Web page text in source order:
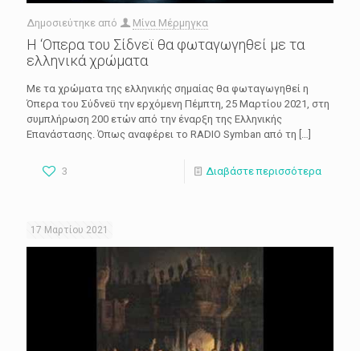
Δημοσιεύτηκε από Μίνα Μέρμηγκα
Η ‘Οπερα του Σίδνεϊ θα φωταγωγηθεί με τα
ελληνικά χρώματα
Με τα χρώματα της ελληνικής σημαίας θα φωταγωγηθεί η
Όπερα του Σύδνεϋ την ερχόμενη Πέμπτη, 25 Μαρτίου 2021, στη
συμπλήρωση 200 ετών από την έναρξη της Ελληνικής
Επανάστασης. Όπως αναφέρει το RADIO Symban από τη […]
3 Διαβάστε περισσότερα
17 Μαρτίου 2021